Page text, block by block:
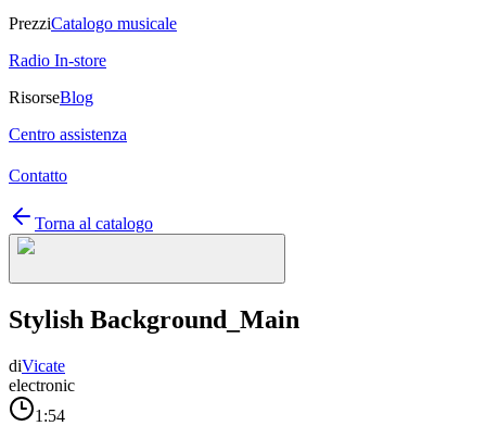
PrezziCatalogo musicale
Radio In-store
RisorseBlog
Centro assistenza
Contatto
Torna al catalogo
Stylish Background_Main
diVicate
electronic
1:54